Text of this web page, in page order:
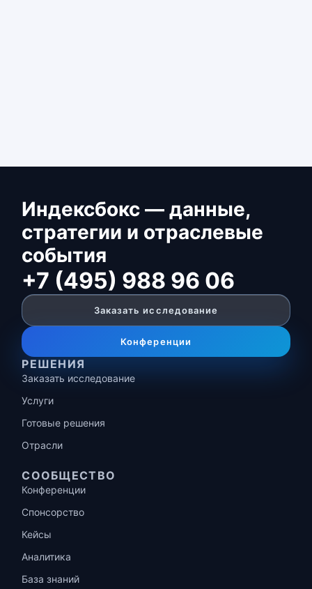
Индексбокс — данные,
стратегии и отраслевые
события
+7 (495) 988 96 06
Заказать исследование
Конференции
РЕШЕНИЯ
Заказать исследование
Услуги
Готовые решения
Отрасли
СООБЩЕСТВО
Конференции
Спонсорство
Кейсы
Аналитика
База знаний